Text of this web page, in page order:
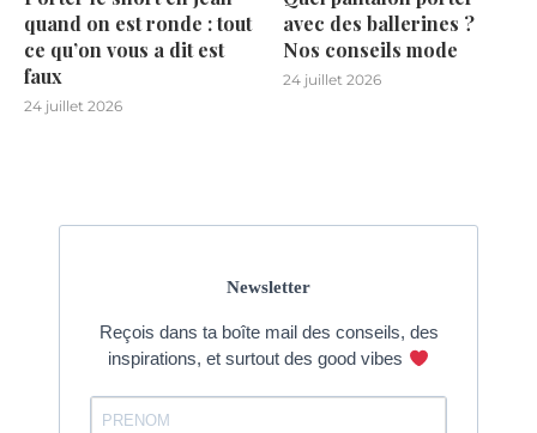
quand on est ronde : tout
ce qu’on vous a dit est
faux
24 juillet 2026
avec des ballerines ?
Nos conseils mode
24 juillet 2026
Newsletter
Reçois dans ta boîte mail des conseils, des
inspirations, et surtout des good vibes